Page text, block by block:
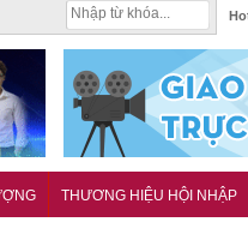
THƯƠNG HIỆU HỘI NHẬP